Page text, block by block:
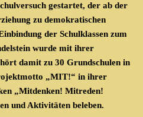
gestartet, der ab der
zu demokratischen
der Schulklassen zum
wurde mit ihrer
damit zu 30 Grundschulen in
„MIT!“ in ihrer
„Mitdenken! Mitreden!
und Aktivitäten beleben.